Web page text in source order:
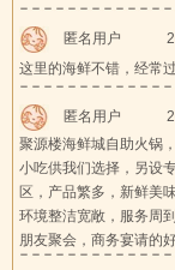
匿名用户
这里的海鲜不错，经常
匿名用户
聚源楼海鲜城自助火锅
小吃供我们选择，另设
区，产品繁多，新鲜美
环境整洁宽敞，服务周
朋友聚会，商务宴请的好